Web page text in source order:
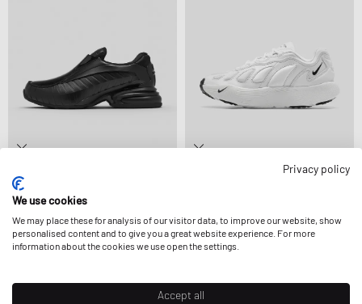
Comme des Garçons Homme Plus
X NIKE
269,99 €
Comme des Garçons Homme Plus
STÄRKER REDUZIERT
Privacy policy
We use cookies
We may place these for analysis of our visitor data, to improve our website, show
personalised content and to give you a great website experience. For more
information about the cookies we use open the settings.
Accept all